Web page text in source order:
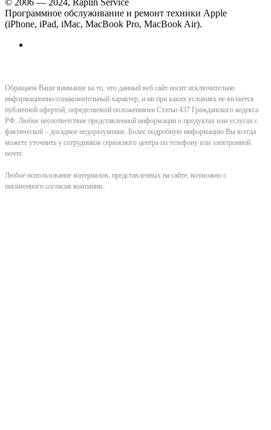
© 2006 — 2024, Raplin Service
Программное обслуживание и ремонт техники Apple
(iPhone, iPad, iMac, MacBook Pro, MacBook Air).
Обращаем Ваше внимание на то, что данный веб сайт носит исключительно
информационно-ознакомительный характер, и ни при каких условиях не является
публичной офертой, определяемой положениями Статьи 437 Гражданского кодекса
РФ. Любое несоответствие представленной информации о продуктах или услугах с
фактической – досадное недоразумение. Более подробную информацию Вы всегда
можете уточнить у сотрудников сервисного центра по телефону или электронной
почте.
Любое использование материалов, представленных на сайте, возможно с
письменного согласия компании.